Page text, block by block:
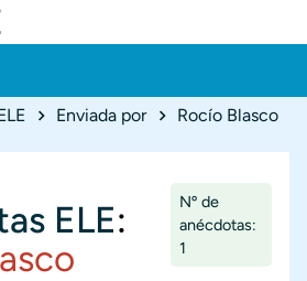
Enviada por Rocío Blasco
ELE:
Nº de
anécdotas:
1